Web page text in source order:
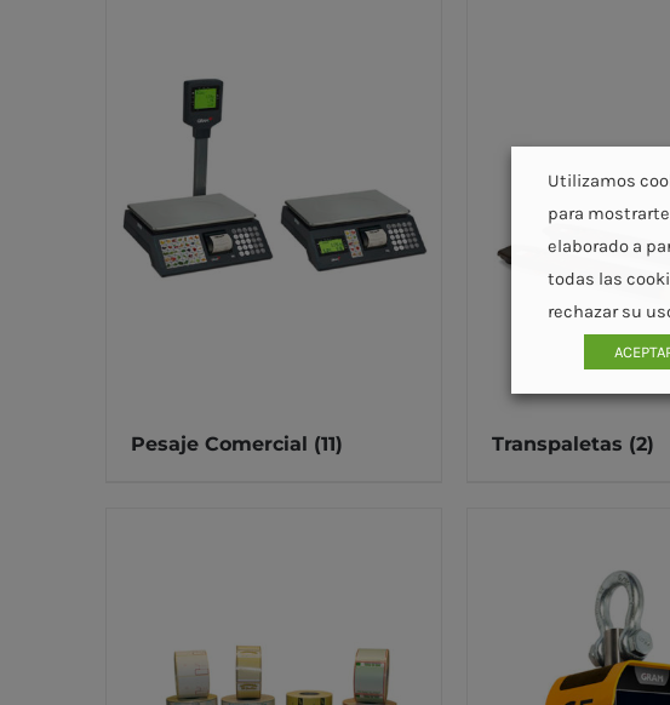
Pesaje Comercial (11) Transpaletas (2)
Utilizamos
para
elaborado a
todas las
rechazar su